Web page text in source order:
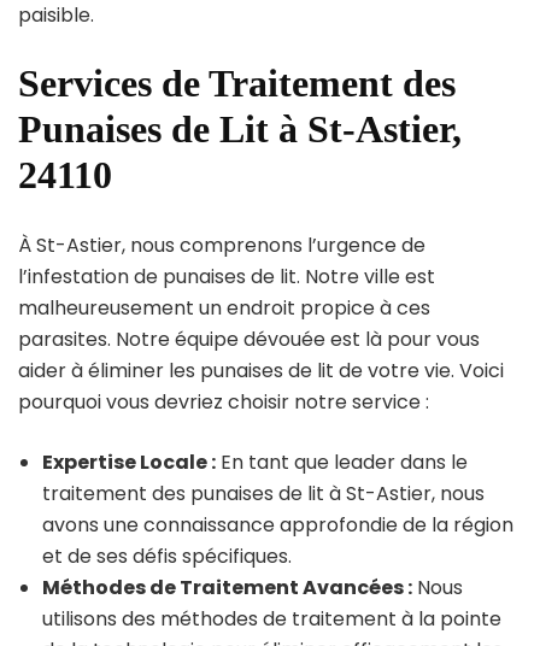
paisible.
Services de Traitement des
Punaises de Lit à St-Astier,
24110
À St-Astier, nous comprenons l’urgence de
l’infestation de punaises de lit. Notre ville est
malheureusement un endroit propice à ces
parasites. Notre équipe dévouée est là pour vous
aider à éliminer les punaises de lit de votre vie. Voici
pourquoi vous devriez choisir notre service :
Expertise Locale : En tant que leader dans le
traitement des punaises de lit à St-Astier, nous
avons une connaissance approfondie de la région
et de ses défis spécifiques.
Méthodes de Traitement Avancées : Nous
utilisons des méthodes de traitement à la pointe